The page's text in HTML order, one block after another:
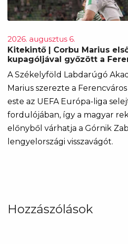
2026. augusztus 6.
Kitekintő | Corbu Marius
kupagóljával győzött a
A Székelyföld Labdarúgó
Marius szerezte a
este az UEFA Európa-liga
fordulójában, így a magyar
előnyből várhatja a Górnik
lengyelországi visszavágót.
Hozzászólások